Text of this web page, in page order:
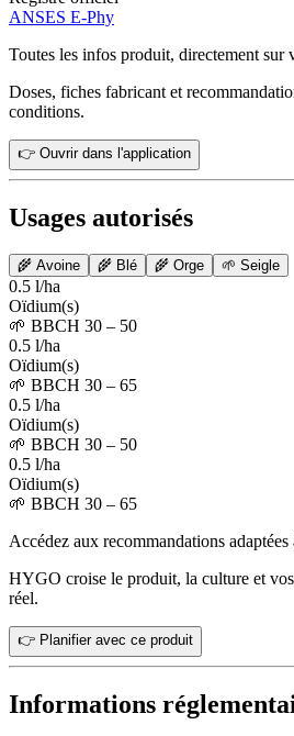
ANSES E-Phy
Toutes les infos produit, directement sur
Doses, fiches fabricant et
conditions.
👉 Ouvrir dans l'application
Usages autorisés
🌾 Avoine 🌾 Blé 🌾 Orge 🌱 Seigle
0.5 l/ha
Oïdium(s)
🌱 BBCH 30 – 50
0.5 l/ha
Oïdium(s)
🌱 BBCH 30 – 65
0.5 l/ha
Oïdium(s)
🌱 BBCH 30 – 50
0.5 l/ha
Oïdium(s)
🌱 BBCH 30 – 65
Accédez aux recommandations
HYGO croise le produit, la culture et
réel.
👉 Planifier avec ce produit
Informations